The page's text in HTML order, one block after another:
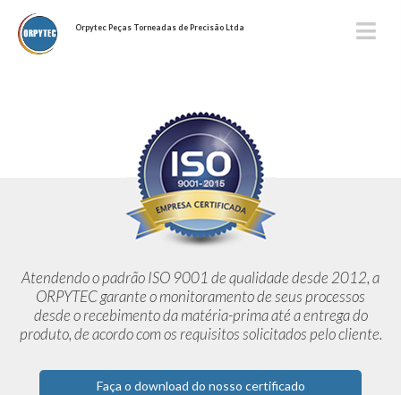
Orpytec Peças Torneadas de Precisão Ltda
Atendendo o padrão ISO 9001 de qualidade desde 2012,a
ORPYTEC garante o monitoramento de seus processos
desde orecebimento da matéria-prima até a entrega do
produto, de acordocom os requisitos solicitados pelo cliente.
Faça o download do nosso certificado